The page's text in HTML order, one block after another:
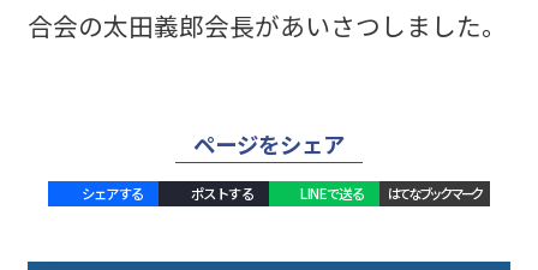
合会の太田義郎会長があいさつしました。
ページをシェア
シェアする ポストする LINEで送る はてなブックマーク